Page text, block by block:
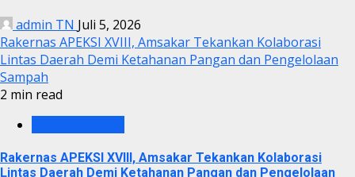
admin TN Juli 5, 2026
Rakernas APEKSI XVIII, Amsakar Tekankan Kolaborasi
Lintas Daerah Demi Ketahanan Pangan dan Pengelolaan
Sampah
2 min read
Rakernas APEKSI XVIII, Amsakar Tekankan Kolaborasi
Lintas Daerah Demi Ketahanan Pangan dan Pengelolaan